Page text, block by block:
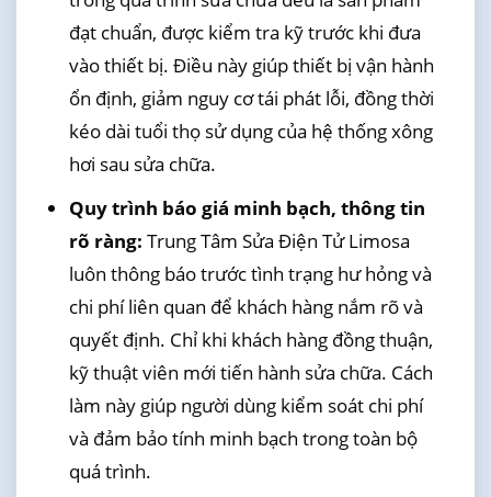
đạt chuẩn, được kiểm tra kỹ trước khi đưa
vào thiết bị. Điều này giúp thiết bị vận hành
ổn định, giảm nguy cơ tái phát lỗi, đồng thời
kéo dài tuổi thọ sử dụng của hệ thống xông
hơi sau sửa chữa.
Quy trình báo giá minh bạch, thông tin
rõ ràng: Trung Tâm Sửa Điện Tử Limosa
luôn thông báo trước tình trạng hư hỏng và
chi phí liên quan để khách hàng nắm rõ và
quyết định. Chỉ khi khách hàng đồng thuận,
kỹ thuật viên mới tiến hành sửa chữa. Cách
làm này giúp người dùng kiểm soát chi phí
và đảm bảo tính minh bạch trong toàn bộ
quá trình.